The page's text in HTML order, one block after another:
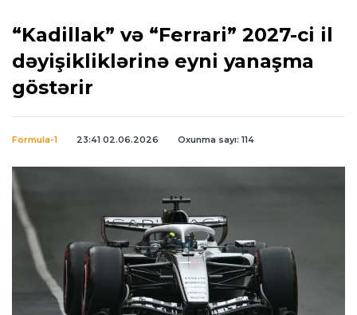
“Kadillak” və “Ferrari” 2027-ci il
dəyişikliklərinə eyni yanaşma
göstərir
Formula-1 23:41 02.06.2026 Oxunma sayı: 114